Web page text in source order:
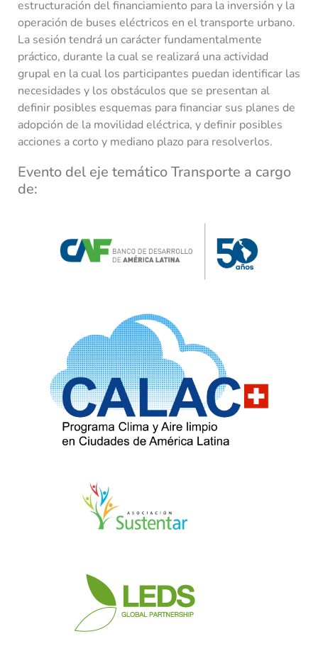
estructuración del financiamiento para la inversión y la
operación de buses eléctricos en el transporte urbano.
La sesión tendrá un carácter fundamentalmente
práctico, durante la cual se realizará una actividad
grupal en la cual los participantes puedan identificar las
necesidades y los obstáculos que se presentan al
definir posibles esquemas para financiar sus planes de
adopción de la movilidad eléctrica, y definir posibles
acciones a corto y mediano plazo para resolverlos.
Evento del eje temático Transporte a cargo
de:​